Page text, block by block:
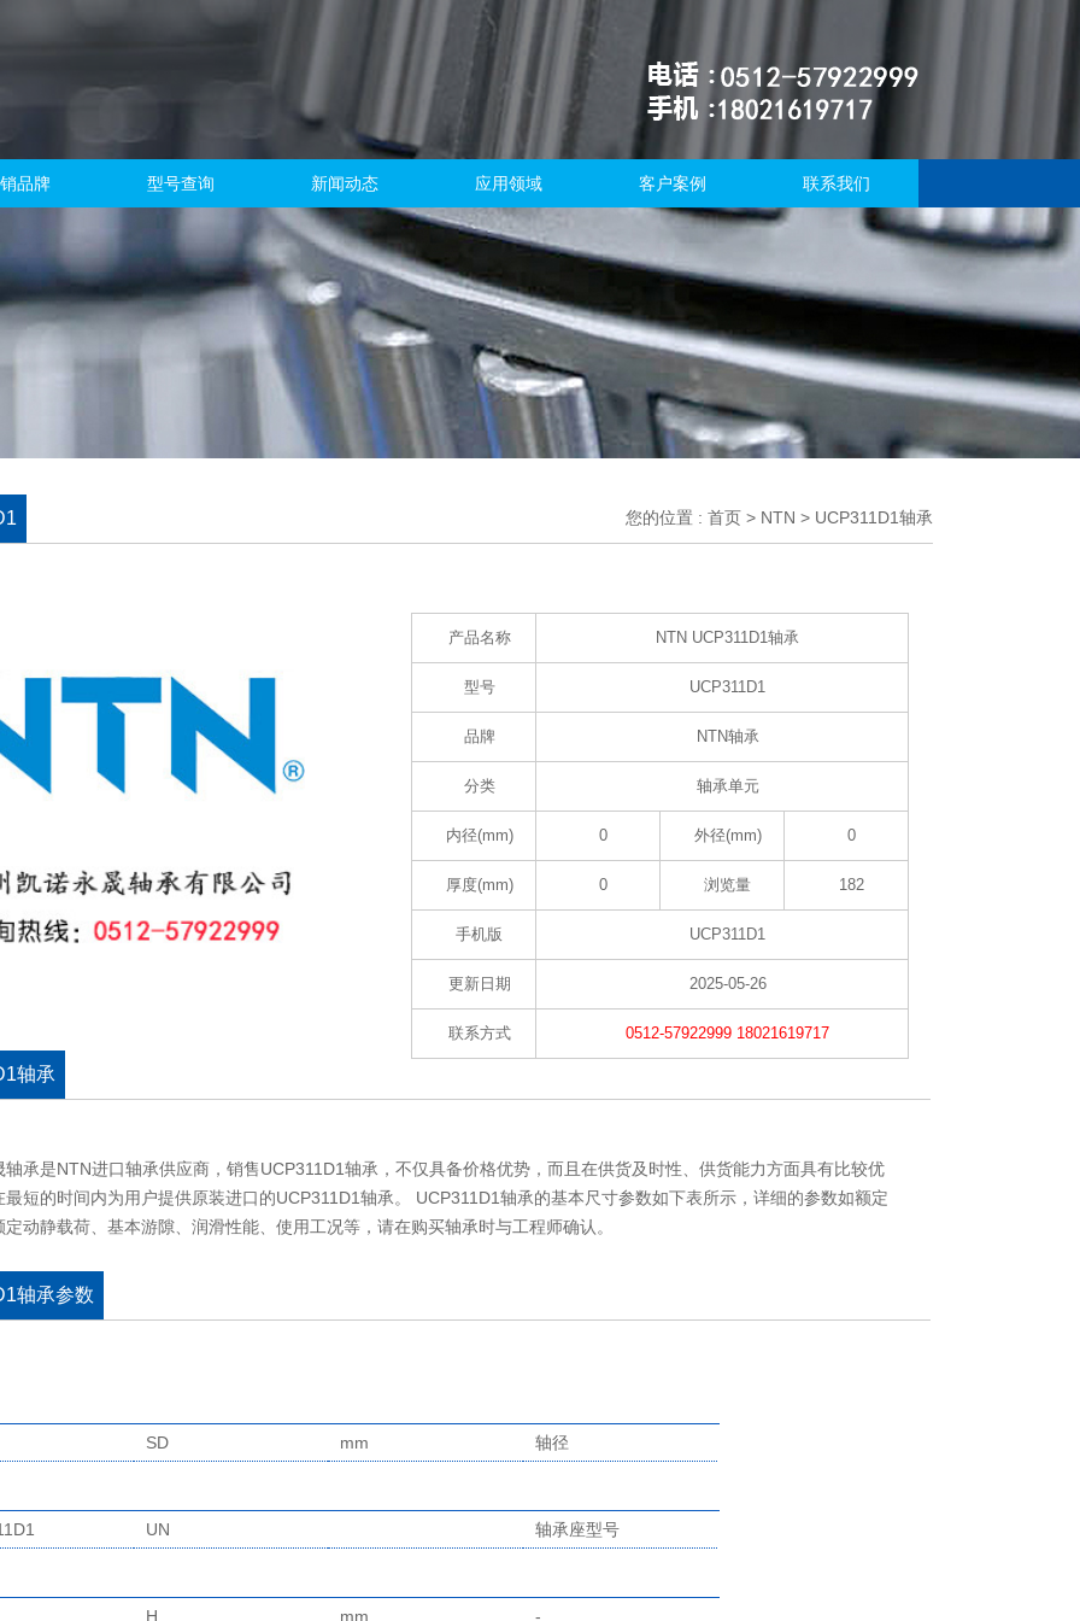
品牌 型号查询 新闻动态 应用领域 客户案例 联系我们
您的位置 : 首页 > NTN > UCP311D1轴承
产品名称 NTN UCP311D1轴承
型号 UCP311D1
品牌 NTN轴承
分类 轴承单元
内径(mm) 0 外径(mm) 0
厚度(mm) 0 浏览量 182
手机版 UCP311D1
更新日期 2025-05-26
联系方式 0512-57922999 18021619717
轴承
轴承是NTN进口轴承供应商，销售UCP311D1轴承，不仅具备价格优势，而且在供货及时性、供货能力方面具有比较优
最短的时间内为用户提供原装进口的UCP311D1轴承。 UCP311D1轴承的基本尺寸参数如下表所示，详细的参数如额定
定动静载荷、基本游隙、润滑性能、使用工况等，请在购买轴承时与工程师确认。
轴承参数
SD mm 轴径
UN 轴承座型号
H mm
-